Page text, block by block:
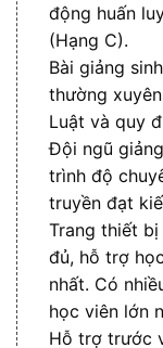
động huấn
(Hạng C).
Bài giảng
thường
Luật và quy
Đội ngũ
trình độ
truyền đạt
Trang thiết
đủ, hỗ trợ
nhất. Có
học viên lớn
Hỗ trợ trước